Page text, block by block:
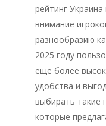
рейтинг
внимание
разнообразию
2025 году
еще более
удобства и
выбирать такие
которые